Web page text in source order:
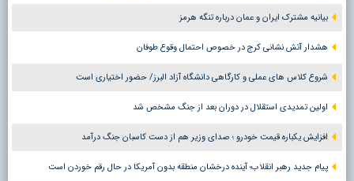
بیانیه مشترک ایران و عمان درباره تنگه هرمز
هشدار آتش نشانی کرج در خصوص احتمال وقوع طوفان
شروع کلاس های عملی و کارگاهی دانشگاه آزاد البرز/ حضور اختیاری است
اولین تمدیدی استقلال در دوران بعد از جنگ مشخص شد
افزایش یکباره قیمت خودرو ؛ صدای وزیر هم از دست کاسبان جنگ درآمد
پیام جدید رهبر انقلاب؛ آینده درخشان منطقه بدون آمریکا در حال رقم خوردن است